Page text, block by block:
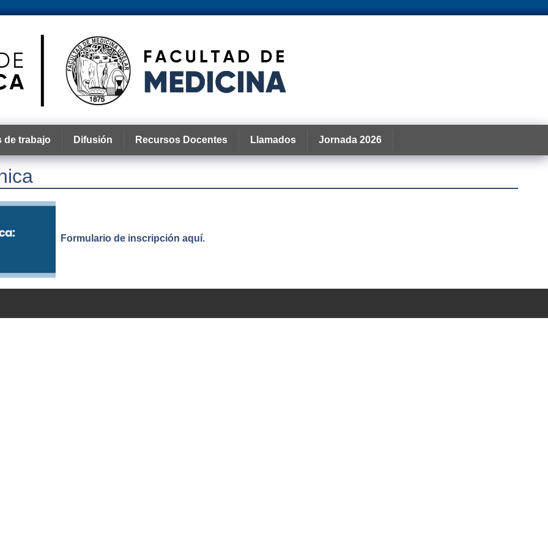
de trabajo Difusión Recursos Docentes Llamados Jornada 2026
Formulario de inscripción aquí.